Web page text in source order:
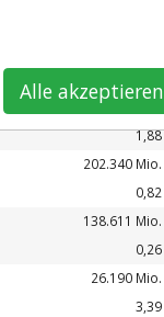
89.327 Mio.
1,88
202.340 Mio.
0,82
138.611 Mio.
0,26
26.190 Mio.
3,39
Alle akzeptieren